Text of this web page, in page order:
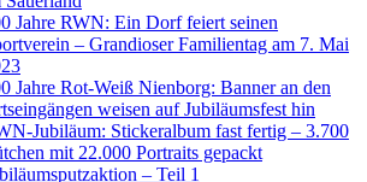
Jahre RWN: Ein Dorf feiert seinen
– Grandioser Familientag am 7. Mai
Jahre Rot-Weiß Nienborg: Banner an den
weisen auf Jubiläumsfest hin
Jubiläum: Stickeralbum fast fertig – 3.700
mit 22.000 Portraits gepackt
– Teil 1